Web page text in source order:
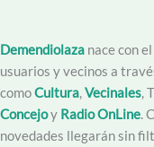
Demendiolaza nace con
usuarios y vecinos a
comoCultura,Vecinales,
Concejoy Radio OnLine.
novedades llegarán sin